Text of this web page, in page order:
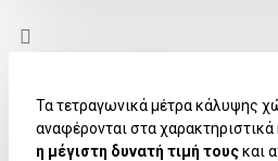
Τα τετραγωνικά μέτρα κάλυψης
αναφέρονται στα χαρακτηριστικά
η μέγιστη δυνατή τιμή τουςκαι